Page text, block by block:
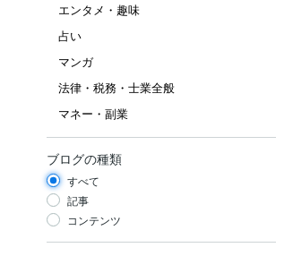
エンタメ・趣味
占い
マンガ
法律・税務・士業全般
マネー・副業
ブログの種類
すべて
記事
コンテンツ